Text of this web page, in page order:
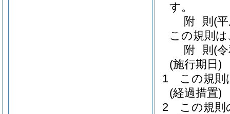
す。
附 則 (
この規則
附 則 (
(施行期日)
1
この規則
(経過措置)
2
この規則